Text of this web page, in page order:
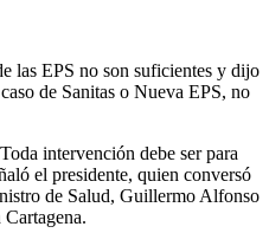
las EPS no son suficientes y dijo
de Sanitas o Nueva EPS, no
intervención debe ser para
el presidente, quien conversó
de Salud, Guillermo Alfonso